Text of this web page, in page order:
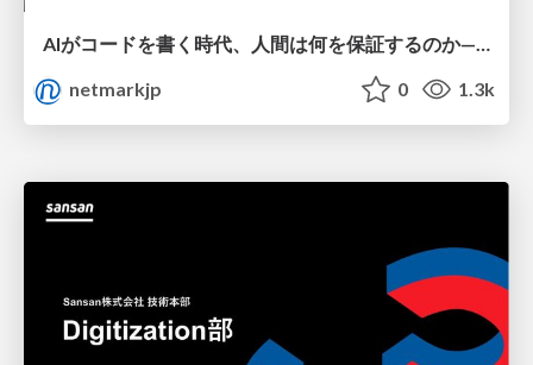
AIがコードを書く時代、人間は何を保証するのか———馬場さんと考える、開発者に求められる新しい責任と価値 - TECH PLAY
netmarkjp
0 1.3k